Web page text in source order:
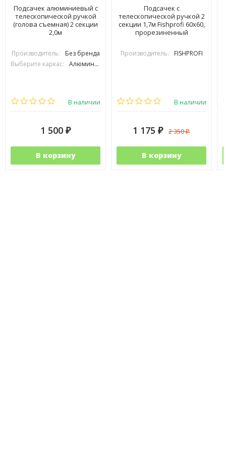
Подсачек алюминиевый с
телескопической ручкой
(голова съемная) 2 секции
2,0м
Производитель:
Без бренда
Выберите каркас:
Алюминиевый
В наличии
1 500 ₽
В корзину
Подсачек с
телескопической ручкой 2
секции 1,7м Fishprofi 60х60,
прорезиненный
Производитель: FISHPROFI
В наличии
1 175 ₽ 2 350₽
В корзину